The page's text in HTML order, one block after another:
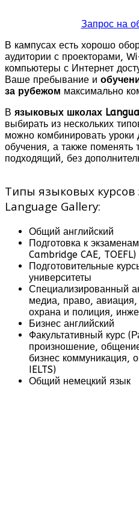
Запрос на
В кампусах есть хорошо
аудитории с проекторами,
компьютеры с Интернет
Ваше пребывание и
за рубежом максимально
В языковых школах
выбирать из нескольких
можно комбинировать уроки
обучения, а также поменять
подходящий, без
Типы языковых
Language Gallery:
Общий английский
Подготовка к
Cambridge CAE, TOEFL)
Подготовительные
университеты
Специализированный
медиа, право,
охрана и полиция,
Бизнес английский
Факультативный курс
произношение,
бизнес коммуникация,
IELTS)
Общий немецкий язык